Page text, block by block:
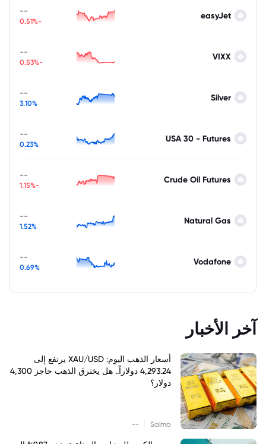
easyJet
--
-0.51%
VIXX
--
-0.53%
Silver
--
3.10%
USA 30 - Futures
--
0.23%
Crude Oil Futures
--
-1.15%
Natural Gas
--
1.52%
Vodafone
--
0.69%
آخر الأخبار
أسعار الذهب اليوم: XAU/USD يرتفع إلى
4,293.24 دولاراً.. هل يخترق الذهب حاجز 4,300
دولار؟
Salma
--